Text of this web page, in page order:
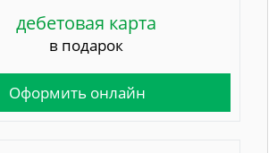
дебетовая карта
в подарок
Оформить онлайн